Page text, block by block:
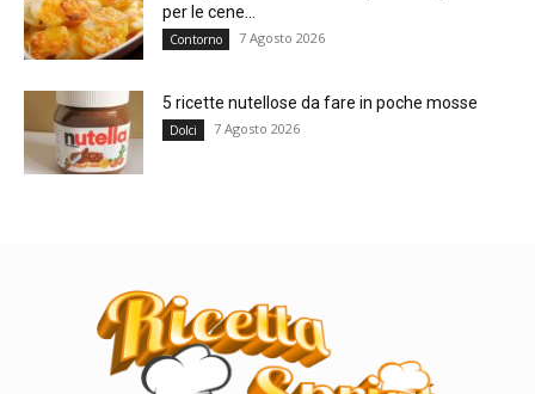
per le cene...
Contorno 7 Agosto 2026
5 ricette nutellose da fare in poche mosse
Dolci 7 Agosto 2026